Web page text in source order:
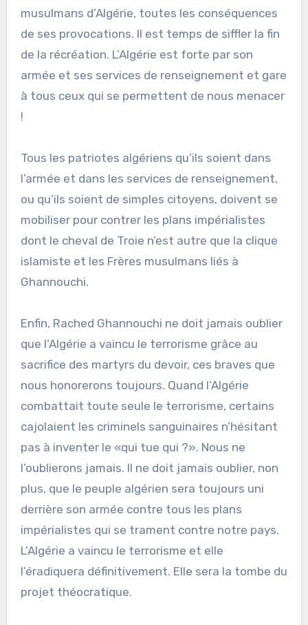
musulmans d’Algérie, toutes les conséquences
de ses provocations. Il est temps de siffler la fin
de la récréation. L’Algérie est forte par son
armée et ses services de renseignement et gare
à tous ceux qui se permettent de nous menacer
!
Tous les patriotes algériens qu’ils soient dans
l’armée et dans les services de renseignement,
ou qu’ils soient de simples citoyens, doivent se
mobiliser pour contrer les plans impérialistes
dont le cheval de Troie n’est autre que la clique
islamiste et les Frères musulmans liés à
Ghannouchi.
Enfin, Rached Ghannouchi ne doit jamais oublier
que l’Algérie a vaincu le terrorisme grâce au
sacrifice des martyrs du devoir, ces braves que
nous honorerons toujours. Quand l’Algérie
combattait toute seule le terrorisme, certains
cajolaient les criminels sanguinaires n’hésitant
pas à inventer le «qui tue qui ?». Nous ne
l’oublierons jamais. Il ne doit jamais oublier, non
plus, que le peuple algérien sera toujours uni
derrière son armée contre tous les plans
impérialistes qui se trament contre notre pays.
L’Algérie a vaincu le terrorisme et elle
l’éradiquera définitivement. Elle sera la tombe du
projet théocratique.